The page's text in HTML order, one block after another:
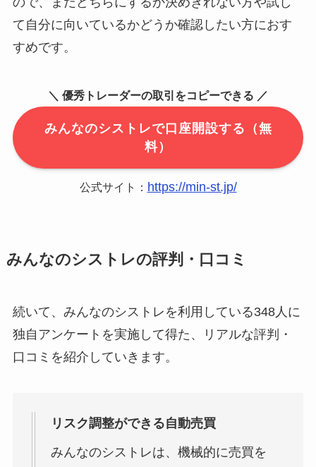
て自分に向いているかどうか確認したい方におす
すめです。
＼ 優秀トレーダーの取引をコピーできる ／
みんなのシストレで口座開設する（無
料）
公式サイト： https://min-st.jp/
みんなのシストレの評判・口コミ
続いて、みんなのシストレを利用している348人に
独自アンケートを実施して得た、リアルな評判・
口コミを紹介していきます。
リスク調整ができる自動売買
みんなのシストレは、機械的に売買を